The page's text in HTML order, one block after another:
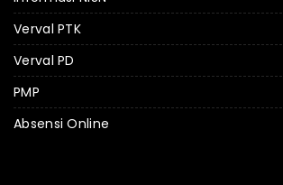
Verval PTK
Verval PD
PMP
Absensi Online